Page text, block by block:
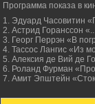
Программа показа в
1. Эдуард Часовитин
2. Астрид Горанссон
3. Георг Перрэн «В
4. Тассос Лангис «Из
5. Алексия де Вий де
6. Роланд Фурман
7. Амит Эпштейн